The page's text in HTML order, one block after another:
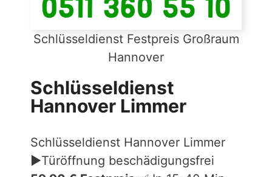
Schlüsseldienst Festpreis Großraum
Hannover
Schlüsseldienst
Hannover Limmer
Schlüsseldienst Hannover Limmer
►Türöffnung beschädigungsfrei